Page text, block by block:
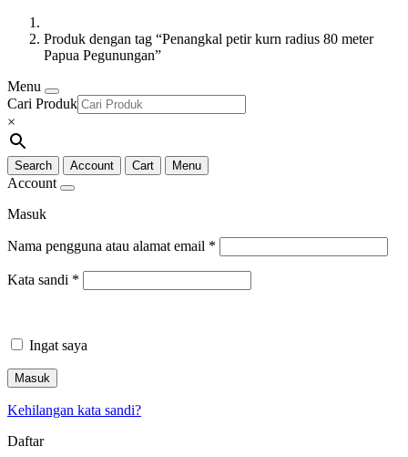
Produk dengan tag “Penangkal petir kurn radius 80 meter
Papua Pegunungan”
Menu
Cari Produk
×
Search Account Cart Menu
Account
Masuk
Nama pengguna atau alamat email *
Kata sandi *
Ingat saya
Masuk
Kehilangan kata sandi?
Daftar